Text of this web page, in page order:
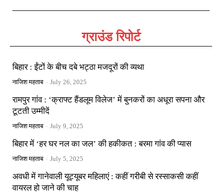
ग्राउंड रिपोर्ट
बिहार : ईंटों के बीच दबे भट्ठा मजदूरों की व्यथा
नाजिश महताब - July 26, 2025
रामपुर गांव : ‘क्राफ्ट हैंडलूम विलेज’ में बुनकरों का अधूरा सपना और
टूटती उम्मीदें
नाजिश महताब - July 9, 2025
बिहार में ‘हर घर नल का जल’ की हकीकत : बरमा गांव की प्यास
नाजिश महताब - July 5, 2025
अवधी में गानेवाली यूट्यूबर महिलाएं : कहीं गरीबी से रस्साकसी कहीं
वायरल हो जाने की चाह